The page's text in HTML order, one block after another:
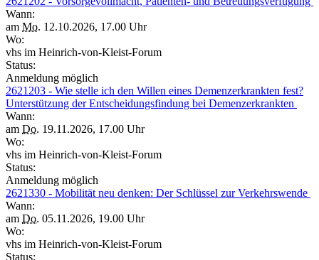
Wann:
am Mo. 12.10.2026, 17.00 Uhr
Wo:
vhs im Heinrich-von-Kleist-Forum
Status:
Anmeldung möglich
2621203 - Wie stelle ich den Willen eines Demenzerkrankten fest?
Unterstützung der Entscheidungsfindung bei Demenzerkrankten
Wann:
am Do. 19.11.2026, 17.00 Uhr
Wo:
vhs im Heinrich-von-Kleist-Forum
Status:
Anmeldung möglich
2621330 - Mobilität neu denken: Der Schlüssel zur Verkehrswende
Wann:
am Do. 05.11.2026, 19.00 Uhr
Wo:
vhs im Heinrich-von-Kleist-Forum
Status: